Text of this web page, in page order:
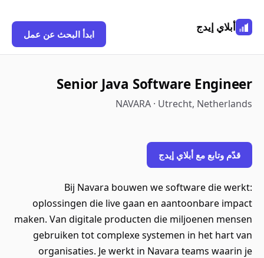
أبلاي إيدج
ابدأ البحث عن عمل
Senior Java Software Engineer
NAVARA · Utrecht, Netherlands
قدّم وتابع مع أبلاي إيدج
Bij Navara bouwen we software die werkt:
oplossingen die live gaan en aantoonbare impact
maken. Van digitale producten die miljoenen mensen
gebruiken tot complexe systemen in het hart van
organisaties. Je werkt in Navara teams waarin je